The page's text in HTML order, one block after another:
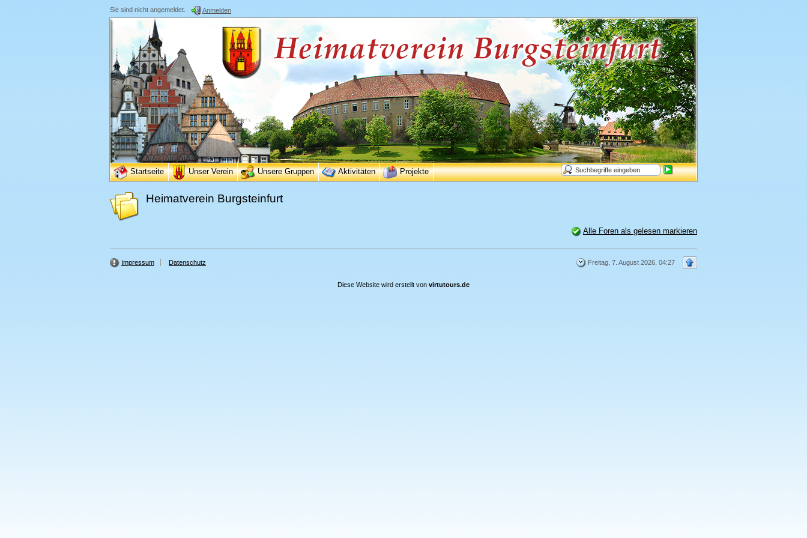
Sie sind nicht angemeldet. Anmelden
Startseite Unser Verein Unsere Gruppen Aktivitäten Projekte
Heimatverein Burgsteinfurt
Alle Foren als gelesen markieren
Impressum Datenschutz Freitag, 7. August 2026, 04:27
Diese Website wird erstellt von virtutours.de